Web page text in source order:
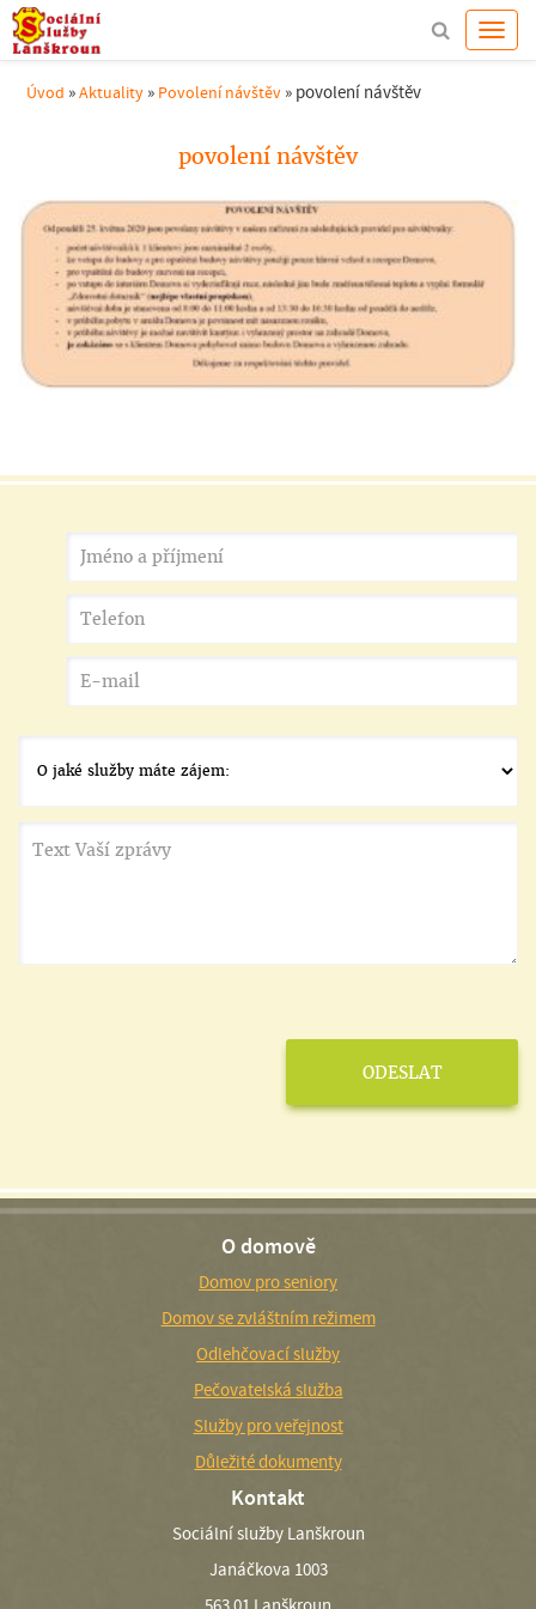
Úvod »Aktuality » Povolení návštěv » povolení návštěv
povolení návštěv
O domově
Domov pro seniory
Domov se zvláštním režimem
Odlehčovací služby
Pečovatelská služba
Služby pro veřejnost
Důležité dokumenty
Kontakt
Sociální služby Lanškroun
Janáčkova 1003